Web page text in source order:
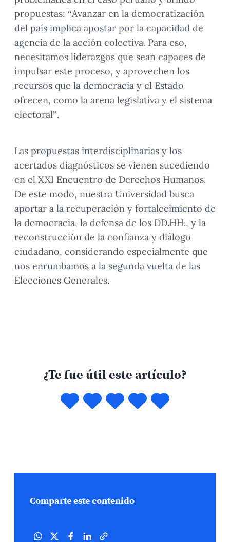
propuestas: “Avanzar en la democratización
del país implica apostar por la capacidad de
agencia de la acción colectiva. Para eso,
necesitamos liderazgos que sean capaces de
impulsar este proceso, y aprovechen los
recursos que la democracia y el Estado
ofrecen, como la arena legislativa y el sistema
electoral”.
Las propuestas interdisciplinarias y los
acertados diagnósticos se vienen sucediendo
en el XXI Encuentro de Derechos Humanos.
De este modo, nuestra Universidad busca
aportar a la recuperación y fortalecimiento de
la democracia, la defensa de los DD.HH., y la
reconstrucción de la confianza y diálogo
ciudadano, considerando especialmente que
nos enrumbamos a la segunda vuelta de las
Elecciones Generales.
¿Te fue útil este artículo?
Comparte este contenido